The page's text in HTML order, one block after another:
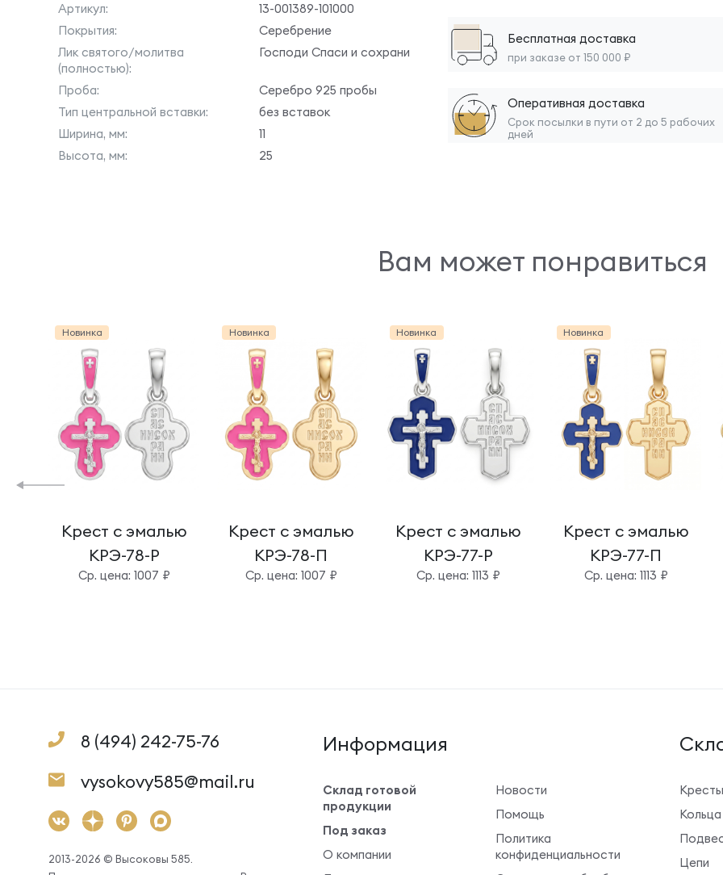
Артикул:
13-001389-101000
Покрытия:
Серебрение
Лик святого/молитва
(полностью):
Господи Спаси и сохрани
Проба:
Серебро 925 пробы
Тип центральной вставки:
без вставок
Ширина, мм:
11
Высота, мм:
25
Бесплатная доставка
при заказе от 150 000 ₽
Оперативная доставка
Срок посылки в пути от 2 до 5 рабочих
дней
Вам может понравиться
Новинка
Крест с эмалью
КРЭ-78-Р
Cр. цена: 1007 ₽
Новинка
Крест с эмалью
КРЭ-78-П
Cр. цена: 1007 ₽
Новинка
Крест с эмалью
КРЭ-77-Р
Cр. цена: 1113 ₽
Новинка
Крест с эмалью
КРЭ-77-П
Cр. цена: 1113 ₽
8 (494) 242-75-76
vysokovy585@mail.ru
2013-2026 © Высоковы 585.
Информация
Склад готовой
продукции
Под заказ
О компании
Новости
Помощь
Политика
конфиденциальности
Кресты
Кольца
Цепи